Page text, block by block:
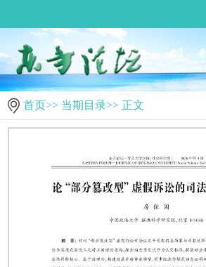
首页>> 当期目录>> 正文